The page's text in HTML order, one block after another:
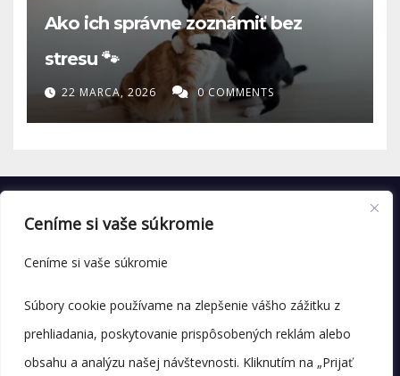
Ceníme si vaše súkromie
Ceníme si vaše súkromie
Súbory cookie používame na zlepšenie vášho zážitku z
prehliadania, poskytovanie prispôsobených reklám alebo
obsahu a analýzu našej návštevnosti. Kliknutím na „Prijať
Ako ich správne zoznámiť bez
stresu 🐾
22 MARCA, 2026 0 COMMENTS